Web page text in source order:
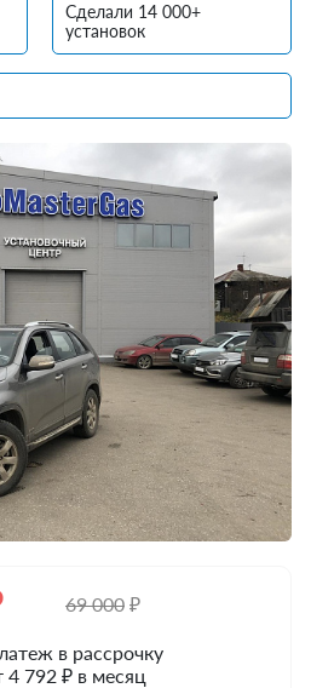
Сделали 14 000+
установок
69 000₽
в рассрочку
4 792 ₽ в месяц